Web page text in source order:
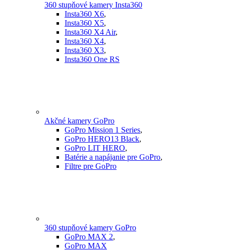
360 stupňové kamery Insta360
Insta360 X6,
Insta360 X5,
Insta360 X4 Air,
Insta360 X4,
Insta360 X3,
Insta360 One RS
Akčné kamery GoPro
GoPro Mission 1 Series,
GoPro HERO13 Black,
GoPro LIT HERO,
Batérie a napájanie pre GoPro,
Filtre pre GoPro
360 stupňové kamery GoPro
GoPro MAX 2,
GoPro MAX